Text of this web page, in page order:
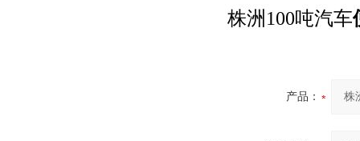
株洲100吨汽车
产品：